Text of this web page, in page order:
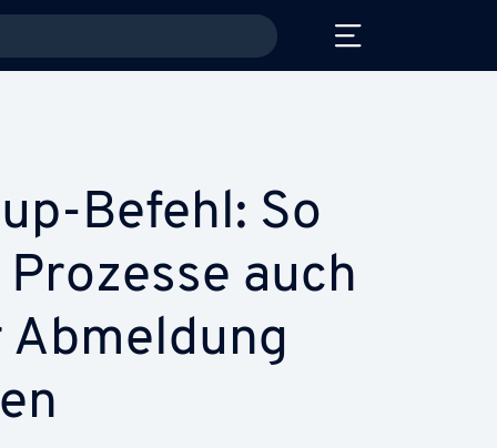
Befehl: So
auch
Abmeldung